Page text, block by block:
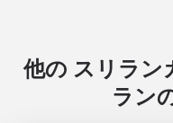
他の スリラン
ラン